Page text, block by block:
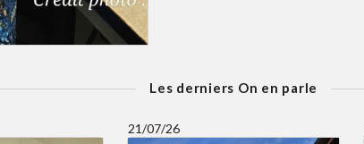
Les derniers On en parle
21/07/26